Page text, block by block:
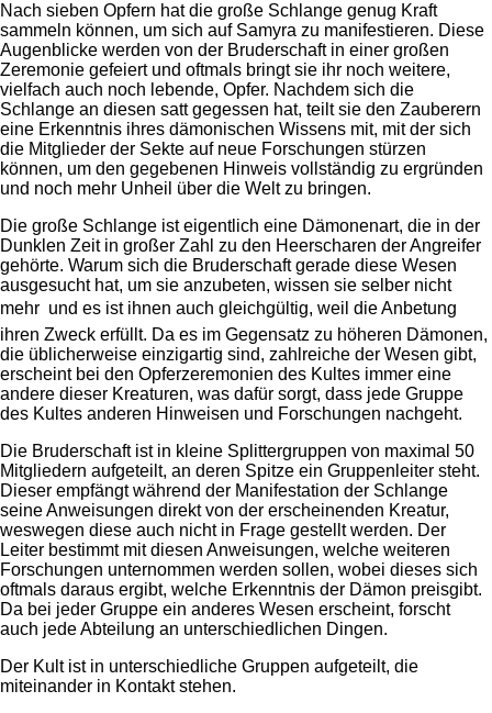
Nach sieben Opfern hat die große Schlange genug Kraft
sammeln können, um sich auf Samyra zu manifestieren. Diese
Augenblicke werden von der Bruderschaft in einer großen
Zeremonie gefeiert und oftmals bringt sie ihr noch weitere,
vielfach auch noch lebende, Opfer. Nachdem sich die
Schlange an diesen satt gegessen hat, teilt sie den Zauberern
eine Erkenntnis ihres dämonischen Wissens mit, mit der sich
die Mitglieder der Sekte auf neue Forschungen stürzen
können, um den gegebenen Hinweis vollständig zu ergründen
und noch mehr Unheil über die Welt zu bringen.
Die große Schlange ist eigentlich eine Dämonenart, die in der
Dunklen Zeit in großer Zahl zu den Heerscharen der Angreifer
gehörte. Warum sich die Bruderschaft gerade diese Wesen
ausgesucht hat, um sie anzubeten, wissen sie selber nicht
mehr  und es ist ihnen auch gleichgültig, weil die Anbetung
ihren Zweck erfüllt. Da es im Gegensatz zu höheren Dämonen,
die üblicherweise einzigartig sind, zahlreiche der Wesen gibt,
erscheint bei den Opferzeremonien des Kultes immer eine
andere dieser Kreaturen, was dafür sorgt, dass jede Gruppe
des Kultes anderen Hinweisen und Forschungen nachgeht.
Die Bruderschaft ist in kleine Splittergruppen von maximal 50
Mitgliedern aufgeteilt, an deren Spitze ein Gruppenleiter steht.
Dieser empfängt während der Manifestation der Schlange
seine Anweisungen direkt von der erscheinenden Kreatur,
weswegen diese auch nicht in Frage gestellt werden. Der
Leiter bestimmt mit diesen Anweisungen, welche weiteren
Forschungen unternommen werden sollen, wobei dieses sich
oftmals daraus ergibt, welche Erkenntnis der Dämon preisgibt.
Da bei jeder Gruppe ein anderes Wesen erscheint, forscht
auch jede Abteilung an unterschiedlichen Dingen.
Der Kult ist in unterschiedliche Gruppen aufgeteilt, die
miteinander in Kontakt stehen.